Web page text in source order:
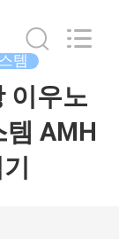
템
이우노
AMH